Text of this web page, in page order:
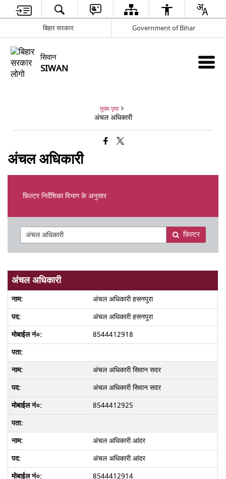
बिहार सरकार Government of Bihar
सिवान
SIWAN
मुख्य पृष्ठ
अंचल अधिकारी
अंचल अधिकारी
फ़िल्टर निर्देशिका विभाग के अनुसार
फ़िल्टर
अंचल अधिकारी
अंचल अधिकारी हसनपुरा
अंचल अधिकारी हसनपुरा
8544412918
अंचल अधिकारी सिवान सदर
अंचल अधिकारी सिवान सदर
8544412925
अंचल अधिकारी आंदर
अंचल अधिकारी आंदर
8544412914